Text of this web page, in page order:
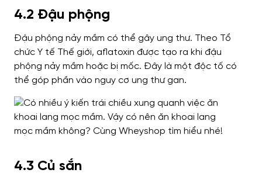
4.2 Đậu phộng
Đậu phộng nảy mầm có thể gây ung thư. Theo Tổ
chức Y tế Thế giới, aflatoxin được tạo ra khi đậu
phộng nảy mầm hoặc bị mốc. Đây là một độc tố có
thể góp phần vào nguy cơ ung thư gan.
4.3 Củ sắn